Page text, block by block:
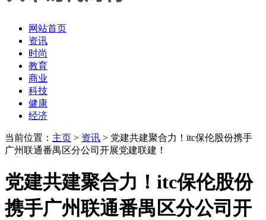
网站首页
资讯
时尚
教育
商业
科技
健康
经济
当前位置： 主页 > 资讯 > 党建共建聚合力！itc保伦股份携手
广州联通番禺区分公司开展党建联建！
党建共建聚合力！itc保伦股份
携手广州联通番禺区分公司开